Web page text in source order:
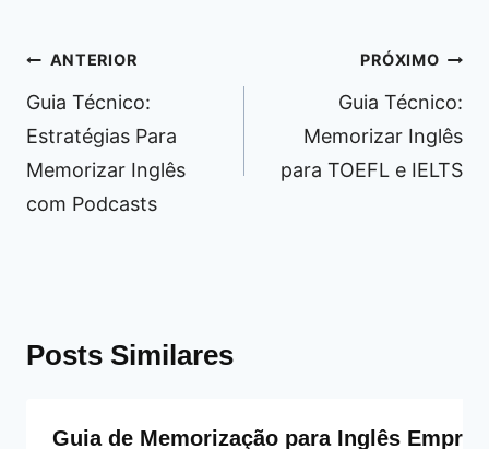
Navegação
de
Post
ANTERIOR
Guia Técnico:
Estratégias Para
Memorizar Inglês
com Podcasts
PRÓXIMO
Guia Técnico:
Memorizar Inglês
para TOEFL e IELTS
Posts Similares
Guia de Memorização para Inglês